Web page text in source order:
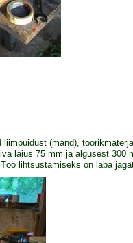
(mänd),
laius 75 mm ja algusest 300
lihtsustamiseks on laba